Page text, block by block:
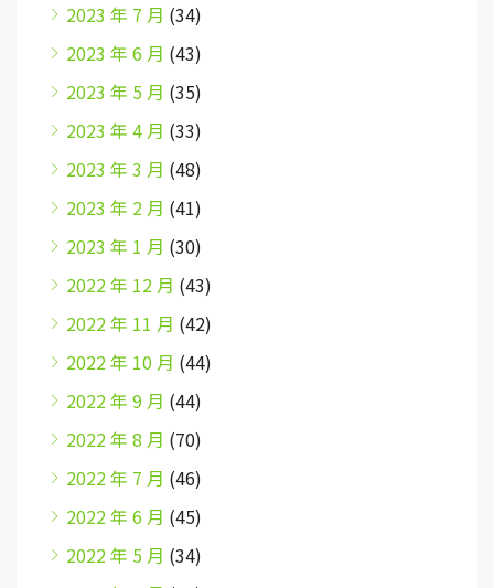
2023 年 7 月 (34)
2023 年 6 月 (43)
2023 年 5 月 (35)
2023 年 4 月 (33)
2023 年 3 月 (48)
2023 年 2 月 (41)
2023 年 1 月 (30)
2022 年 12 月 (43)
2022 年 11 月 (42)
2022 年 10 月 (44)
2022 年 9 月 (44)
2022 年 8 月 (70)
2022 年 7 月 (46)
2022 年 6 月 (45)
2022 年 5 月 (34)